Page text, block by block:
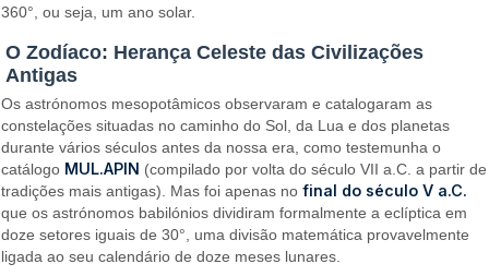
360°, ou seja, um ano solar.
O Zodíaco: Herança Celeste das Civilizações
Antigas
Os astrónomos mesopotâmicos observaram e catalogaram as
constelações situadas no caminho do Sol, da Lua e dos planetas
durante vários séculos antes da nossa era, como testemunha o
catálogo MUL.APIN (compilado por volta do século VII a.C. a partir de
tradições mais antigas). Mas foi apenas nofinal do século V a.C.
que os astrónomos babilónios dividiram formalmente a eclíptica em
doze setores iguais de 30°, uma divisão matemática provavelmente
ligada ao seu calendário de doze meses lunares.